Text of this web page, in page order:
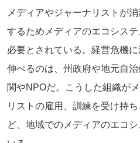
メディアやジャーナリストが
するためメディアのエコシス
必要とされている。経営危機
伸べるのは、州政府や地元自
関やNPOだ。こうした組織が
リストの雇用、訓練を受け持
ど、地域でのメディアのエコ